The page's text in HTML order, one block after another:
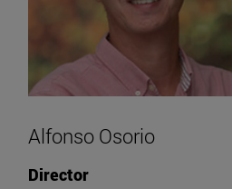
Alfonso Osorio
Director